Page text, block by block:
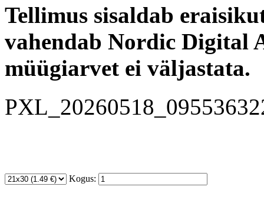
Tellimus sisaldab
vahendab Nordic Digital
müügiarvet ei väljastata.
Kogus: